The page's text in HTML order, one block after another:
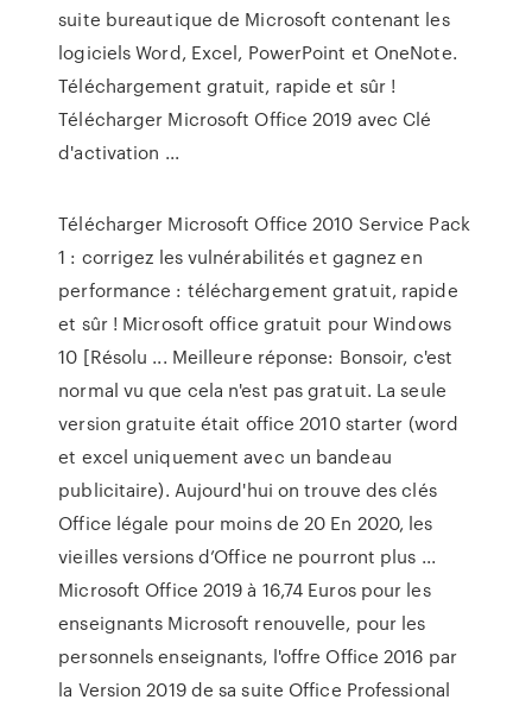
suite bureautique de Microsoft contenant les
logiciels Word, Excel, PowerPoint et OneNote.
Téléchargement gratuit, rapide et sûr !
Télécharger Microsoft Office 2019 avec Clé
d'activation ...
Télécharger Microsoft Office 2010 Service Pack
1 : corrigez les vulnérabilités et gagnez en
performance : téléchargement gratuit, rapide
et sûr ! Microsoft office gratuit pour Windows
10 [Résolu ... Meilleure réponse: Bonsoir, c'est
normal vu que cela n'est pas gratuit. La seule
version gratuite était office 2010 starter (word
et excel uniquement avec un bandeau
publicitaire). Aujourd'hui on trouve des clés
Office légale pour moins de 20 En 2020, les
vieilles versions d’Office ne pourront plus ...
Microsoft Office 2019 à 16,74 Euros pour les
enseignants Microsoft renouvelle, pour les
personnels enseignants, l'offre Office 2016 par
la Version 2019 de sa suite Office Professional